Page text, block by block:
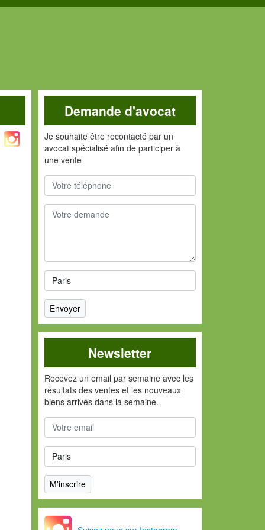
Demande d'avocat
Je souhaite être recontacté par un
avocat spécialisé afin de participer à
une vente
Newsletter
Recevez un email par semaine avec les
résultats des ventes et les nouveaux
biens arrivés dans la semaine.